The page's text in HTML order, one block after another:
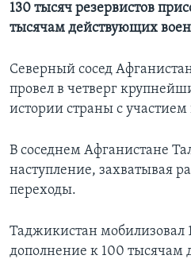
Языки
130 тысяч резервистов
тысячам действующих
Северный сосед
провел в четверг
истории страны с
В соседнем Афганистане
наступление, захватывая
переходы.
Таджикистан мобилизовал
дополнение к 100 тысячам